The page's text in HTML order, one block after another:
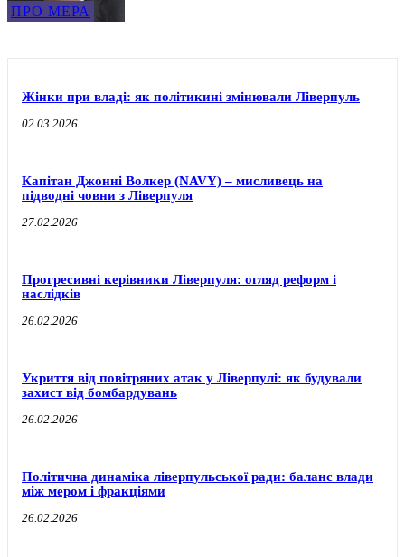
ПРО МЕРА
Жінки при владі: як політикині змінювали Ліверпуль
02.03.2026
Капітан Джонні Волкер (NAVY) – мисливець на
підводні човни з Ліверпуля
27.02.2026
Прогресивні керівники Ліверпуля: огляд реформ і
наслідків
26.02.2026
Укриття від повітряних атак у Ліверпулі: як будували
захист від бомбардувань
26.02.2026
Політична динаміка ліверпульської ради: баланс влади
між мером і фракціями
26.02.2026